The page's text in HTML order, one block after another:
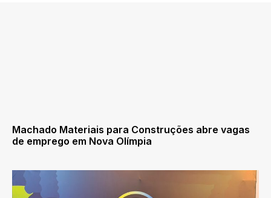
Machado Materiais para Construções abre vagas
de emprego em Nova Olímpia